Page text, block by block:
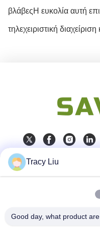
βλάβεςΗ ευκολία αυτή
τηλεχειριστική
Γρήγορη
περιοχή Baiyun,
Tracy Liu
Good day, what product